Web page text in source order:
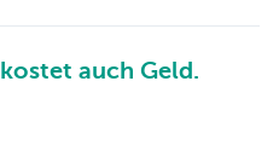
auch Geld.